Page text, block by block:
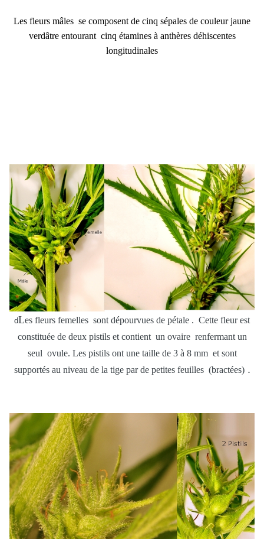
Les fleurs mâles se composent de cinq sépales de couleur jaune
verdâtre entourant cinq étamines à anthères déhiscentes
longitudinales
dLes fleurs femelles sont dépourvues de pétale . Cette fleur est
constituée de deux pistils et contient un ovaire renfermant un
seul ovule. Les pistils ont une taille de 3 à 8 mm et sont
supportés au niveau de la tige par de petites feuilles (bractées).